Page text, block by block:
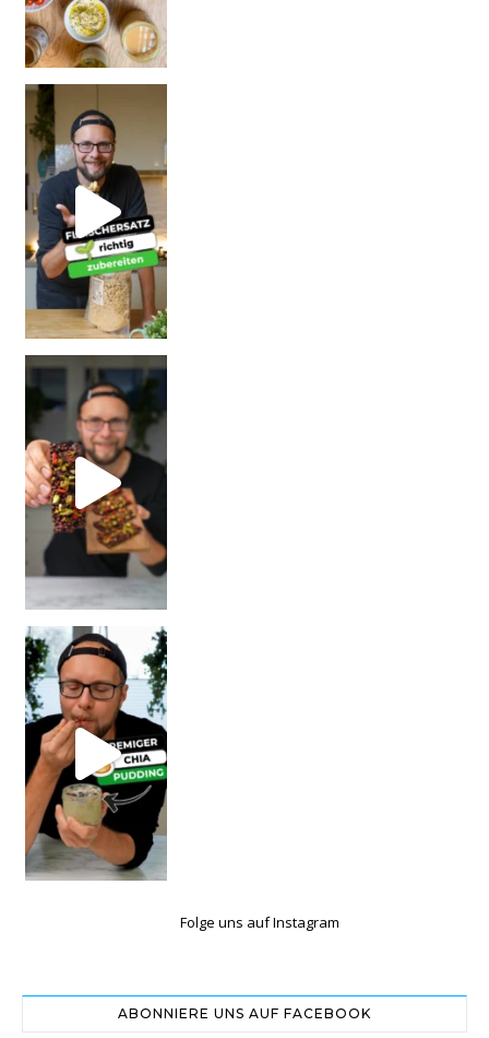
| Rezept
| W
Folge uns auf Instagram
ABONNIERE UNS AUF FACEBOOK